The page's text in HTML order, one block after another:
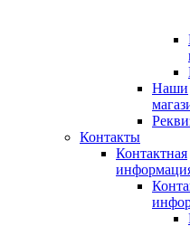
Наши
Контакты
Контактная